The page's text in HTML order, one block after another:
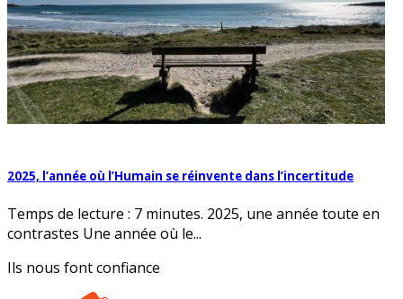
2025, l’année où l’Humain se réinvente dans l’incertitude
Temps de lecture : 7 minutes. 2025, une année toute en
contrastes Une année où le...
Ils nous font confiance